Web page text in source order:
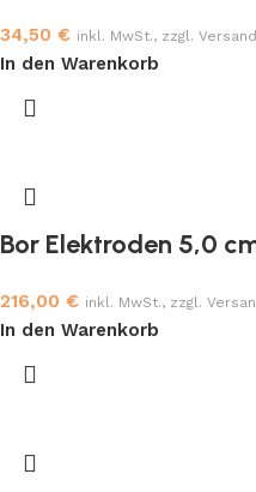
34,50 € inkl. MwSt., zzgl.
In den Warenkorb
Bor Elektroden 5,0
216,00 € inkl. MwSt., zzgl.
In den Warenkorb